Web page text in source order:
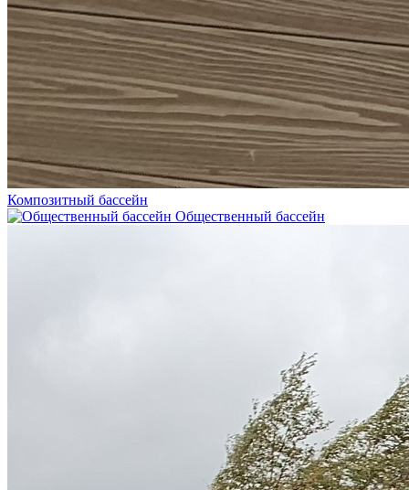
Композитный бассейн
Общественный бассейн